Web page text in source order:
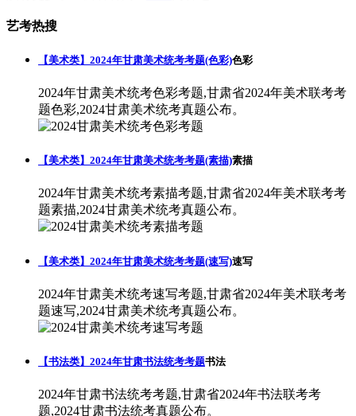
艺考热搜
【美术类】2024年甘肃美术统考考题(色彩)色彩
2024年甘肃美术统考色彩考题,甘肃省2024年美术联考考
题色彩,2024甘肃美术统考真题公布。
【美术类】2024年甘肃美术统考考题(素描)素描
2024年甘肃美术统考素描考题,甘肃省2024年美术联考考
题素描,2024甘肃美术统考真题公布。
【美术类】2024年甘肃美术统考考题(速写)速写
2024年甘肃美术统考速写考题,甘肃省2024年美术联考考
题速写,2024甘肃美术统考真题公布。
【书法类】2024年甘肃书法统考考题书法
2024年甘肃书法统考考题,甘肃省2024年书法联考考
题,2024甘肃书法统考真题公布。